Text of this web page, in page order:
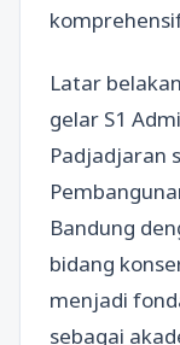
Latar
gelar S1
Padjadjaran
Bandung
bidang
menjadi
sebagai